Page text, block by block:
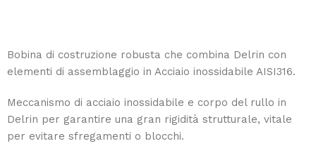
Bobina di costruzione robusta che combina Delrin con
elementi di assemblaggio in Acciaio inossidabile AISI316.
Meccanismo di acciaio inossidabile e corpo del rullo in
Delrin per garantire una gran rigidità strutturale, vitale
per evitare sfregamenti o blocchi.